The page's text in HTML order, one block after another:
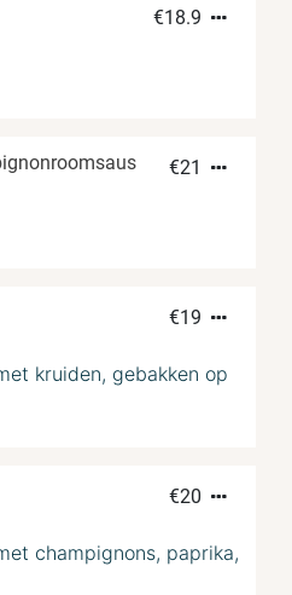
€18.9
€21
€19
kruiden, gebakken op
€20
champignons, paprika,